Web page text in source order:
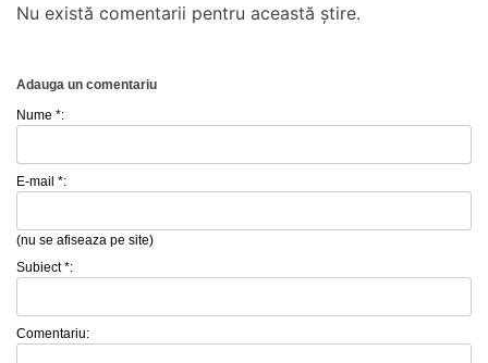
Nu există comentarii pentru această știre.
Adauga un comentariu
Nume *:
E-mail *:
(nu se afiseaza pe site)
Subiect *:
Comentariu: